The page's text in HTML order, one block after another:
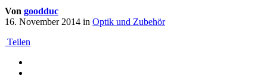
Von goodduc
16. November 2014 in Optik und Zubehör
Teilen